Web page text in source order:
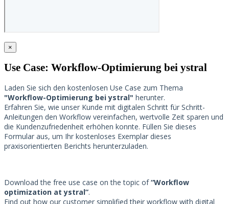
×
Use Case: Workflow-Optimierung bei ystral